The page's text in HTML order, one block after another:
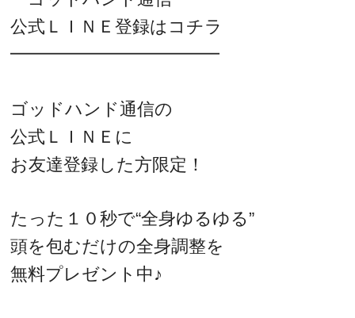
公式ＬＩＮＥ登録はコチラ
━━━━━━━━━━━━
ゴッドハンド通信の
公式ＬＩＮＥに
お友達登録した方限定！
たった１０秒で“全身ゆるゆる”
頭を包むだけの全身調整を
無料プレゼント中♪